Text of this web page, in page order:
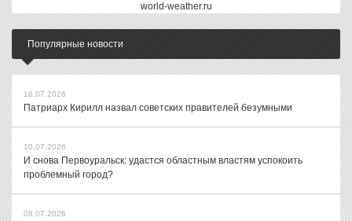
world-weather.ru
Популярные новости
16.07.2026
Патриарх Кирилл назвал советских правителей безумными
10.07.2026
И снова Первоуральск: удастся областным властям успокоить
проблемный город?
08.07.2026